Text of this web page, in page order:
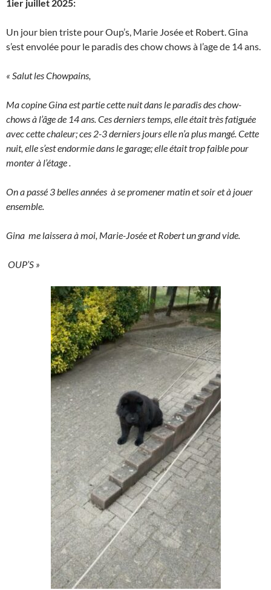
1ier juillet 2025:
Un jour bien triste pour Oup’s, Marie Josée et Robert. Gina
s’est envolée pour le paradis des chow chows à l’age de 14 ans.
« Salut les Chowpains,
Ma copine Gina est partie cette nuit dans le paradis des chow-
chows à l’âge de 14 ans. Ces derniers temps, elle était très fatiguée
avec cette chaleur; ces 2-3 derniers jours elle n’a plus mangé. Cette
nuit, elle s’est endormie dans le garage; elle était trop faible pour
monter à l’étage .
On a passé 3 belles années à se promener matin et soir et à jouer
ensemble.
Gina me laissera à moi, Marie-Josée et Robert un grand vide.
OUP’S »